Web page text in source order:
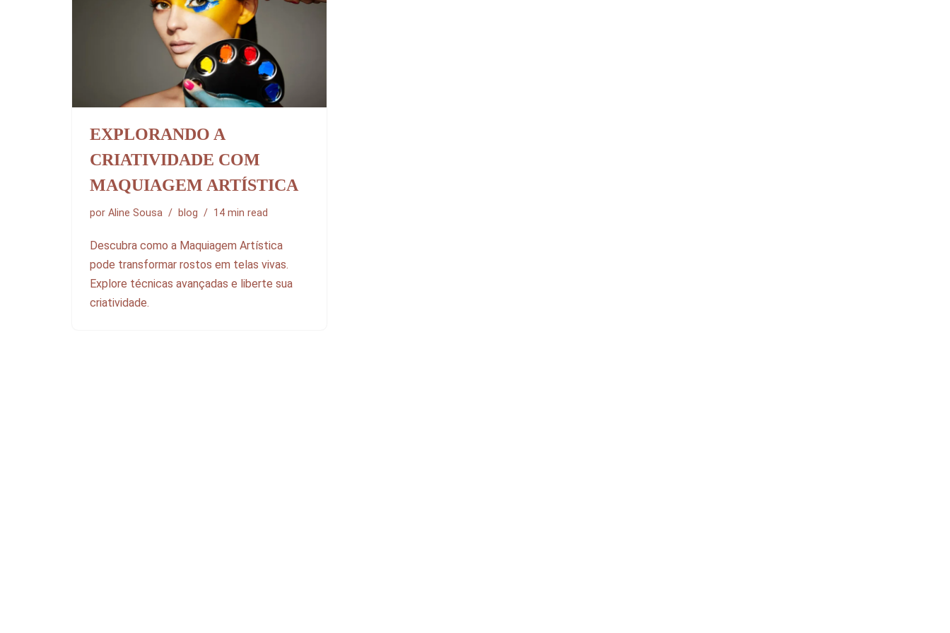
EXPLORANDO A
CRIATIVIDADE COM
MAQUIAGEM ARTÍSTICA
por Aline Sousa blog 14 min read
Descubra como a Maquiagem Artística
pode transformar rostos em telas vivas.
Explore técnicas avançadas e liberte sua
criatividade.